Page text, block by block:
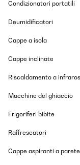
Schöne
Tradurre
Leider war eine
Tradurre
Condizionatori portatili
Deumidificatori
Cappe a isola
Cappe inclinate
Riscaldamento a
Macchine del ghiaccio
Frigoriferi bibite
Raffrescatori
Cappe aspiranti a parete